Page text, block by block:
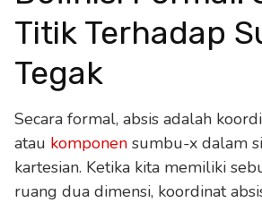
Titik Terhadap
Tegak
Secara formal, absis adalah
atau komponen sumbu-x dalam
kartesian. Ketika kita memiliki
ruang dua dimensi, koordinat